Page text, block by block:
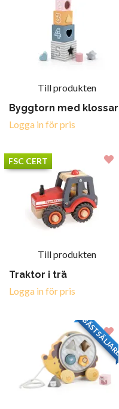
Till produkten
Byggtorn med klossar
Logga in för pris
FSC CERT
Till produkten
Traktor i trä
Logga in för pris
BÄSTSÄLJARE